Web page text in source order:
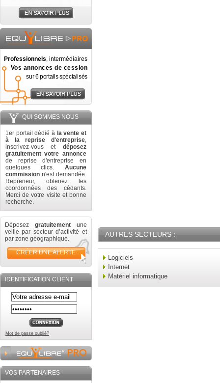
Professionnels, intermédiaires
Vos annonces de cession
sur 6 portails spécialisés
QUI SOMMES NOUS
1er portail dédié à la vente et
à la reprise d'entreprise,
inscrivez-vous et déposez
gratuitement votre annonce
de reprise d'entreprise en
quelques clics. Aucune
commission n'est demandée.
Repreneur, obtenez les
coordonnées des cédants.
Merci de votre visite et bonne
recherche.
Déposez gratuitement une
veille par secteur d’activité et
par zone géographique.
CRÉER UNE ALERTE
IDENTIFICATION CLIENT
Mot de passe oublié?
VOS PARTENAIRES
AUTRES SECTEURS :
Logiciels
Internet
Matériel informatique